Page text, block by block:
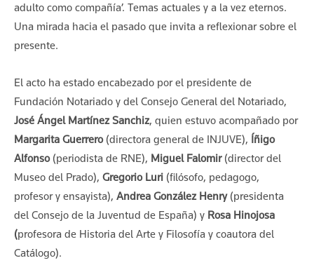
adulto como compañía’. Temas actuales y a la vez eternos.
Una mirada hacia el pasado que invita a reflexionar sobre el
presente.
El acto ha estado encabezado por el presidente de
Fundación Notariado y del Consejo General del Notariado,
José Ángel Martínez Sanchiz, quien estuvo acompañado por
Margarita Guerrero (directora general de INJUVE), Íñigo
Alfonso (periodista de RNE), Miguel Falomir (director del
Museo del Prado), Gregorio Luri (filósofo, pedagogo,
profesor y ensayista), Andrea González Henry(presidenta
del Consejo de la Juventud de España) y Rosa Hinojosa
(profesora de Historia del Arte y Filosofía y coautora del
Catálogo).